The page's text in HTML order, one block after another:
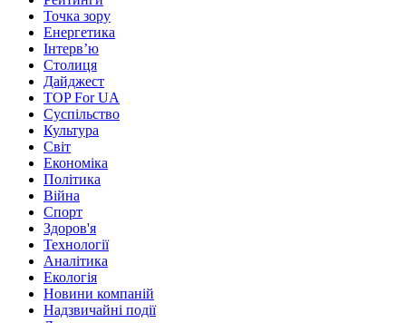
Точка зору
Енергетика
Інтерв’ю
Столиця
Дайджест
TOP For UA
Суспiльство
Культура
Світ
Економіка
Політика
Війна
Спорт
Здоров'я
Технології
Аналітика
Екологія
Новини компаній
Надзвичайні події